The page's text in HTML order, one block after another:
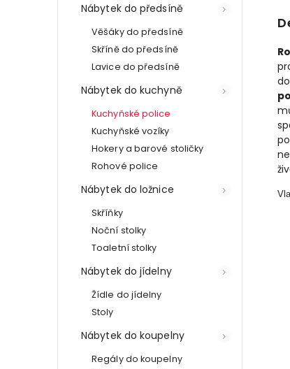
Nábytek do předsíně
Věšáky do předsíně
Skříně do předsíně
Lavice do předsíně
Nábytek do kuchyně
Kuchyňské police
Kuchyňské vozíky
Hokery a barové stoličky
Rohové police
Nábytek do ložnice
Skříňky
Noční stolky
Toaletní stolky
Nábytek do jídelny
Žídle do jídelny
Stoly
Nábytek do koupelny
Regály do koupelny